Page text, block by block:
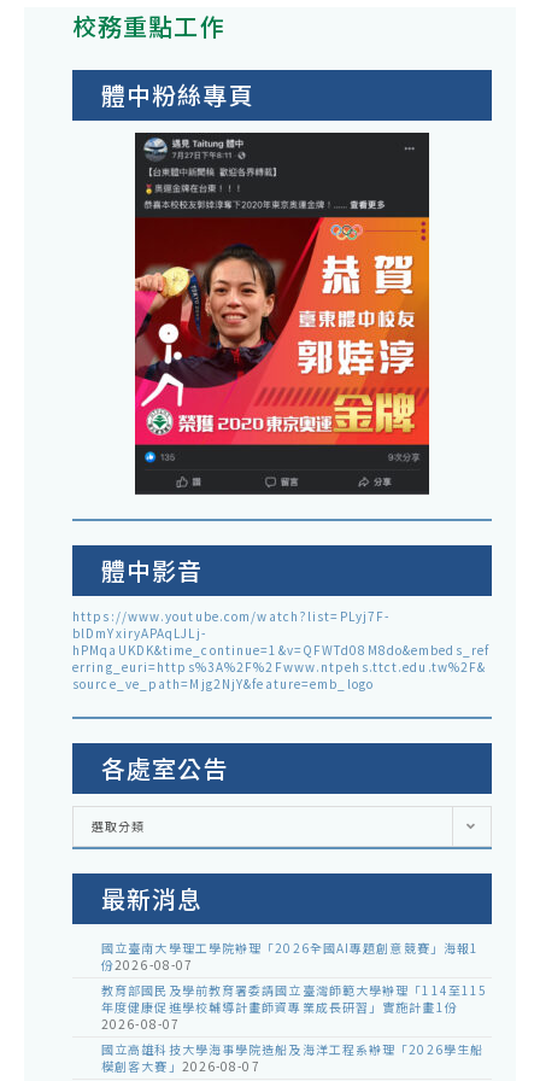
校務重點工作
體中粉絲專頁
體中影音
https://www.youtube.com/watch?list=PLyj7F-
blDmYxiryAPAqLJLj-
hPMqaUKDK&time_continue=1&v=QFWTd08M8do&embeds_ref
erring_euri=https%3A%2F%2Fwww.ntpehs.ttct.edu.tw%2F&
source_ve_path=Mjg2NjY&feature=emb_logo
各處室公告
各
室
選取分類
最新消息
國立臺南大學理工學院辦理「2026全國AI專題創意競賽」海報1
份2026-08-07
教育部國民及學前教育署委請國立臺灣師範大學辦理「114至115
年度健康促進學校輔導計畫師資專業成長研習」實施計畫1份
2026-08-07
國立高雄科技大學海事學院造船及海洋工程系辦理「2026學生船
模創客大賽」 2026-08-07